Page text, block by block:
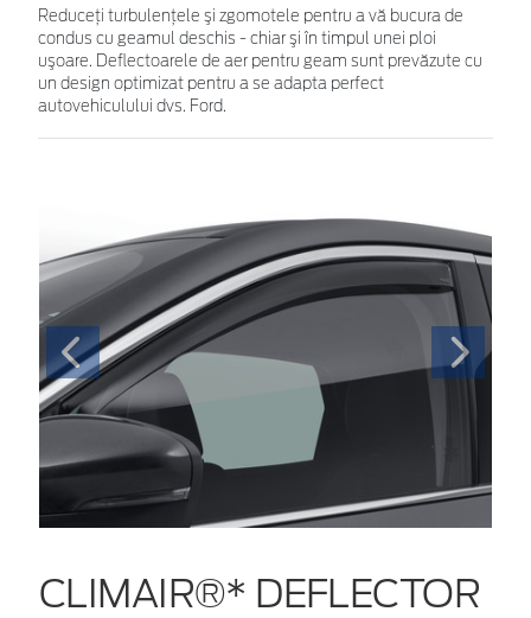
Reduceţi turbulenţele şi zgomotele pentru a vă bucura de
condus cu geamul deschis - chiar şi în timpul unei ploi
uşoare. Deflectoarele de aer pentru geam sunt prevăzute cu
un design optimizat pentru a se adapta perfect
autovehiculului dvs. Ford.
CLIMAIR®* DEFLECTOR